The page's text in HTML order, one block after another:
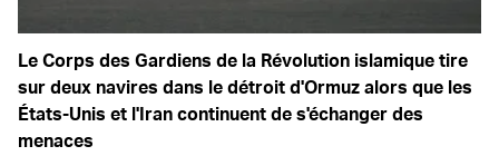
Le Corps des Gardiens de la Révolution islamique tire
sur deux navires dans le détroit d'Ormuz alors que les
États-Unis et l'Iran continuent de s'échanger des
menaces